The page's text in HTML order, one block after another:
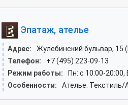
Эпатаж, ателье
Адрес:
Жулебинский бульвар, 15
Телефон:
+7 (495) 223-09-13
Режим работы:
Пн: c 10:00-
Особенности:
Ателье.